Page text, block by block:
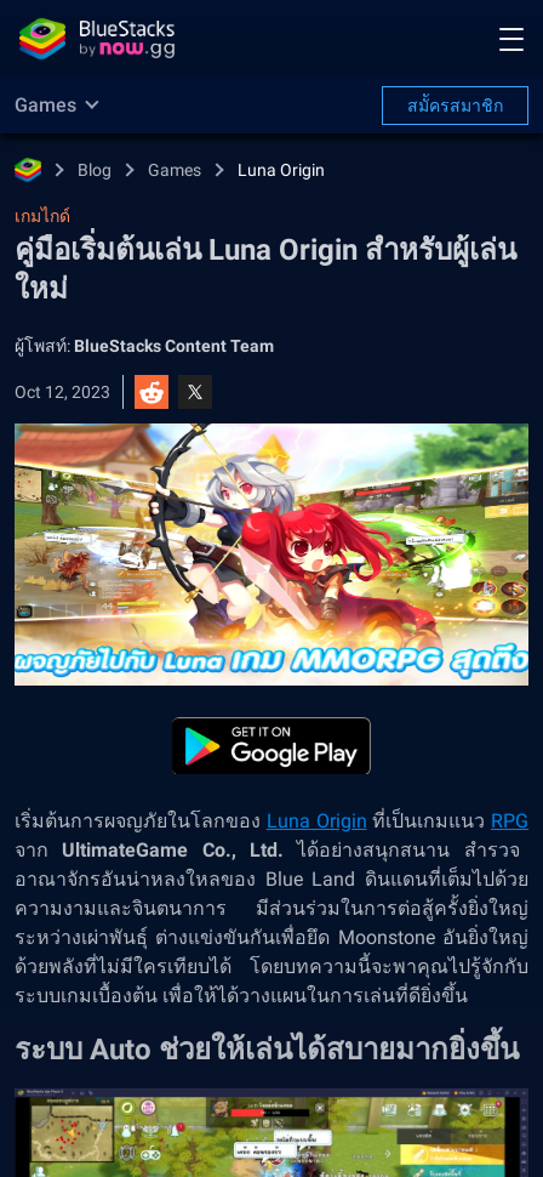
Games สมััครสมาชิก
Blog Games Luna Origin
เกมไกด์
คู่มือเริ่มต้นเล่น Luna Origin สำหรับผู้เล่น
ใหม่
ผู้โพสท์: BlueStacks Content Team
Oct 12, 2023
เริ่มต้นการผจญภัยในโลกของ Luna Origin ที่เป็นเกมแนว RPG
จาก UltimateGame Co., Ltd. ได้อย่างสนุกสนาน สำรวจ
อาณาจักรอันน่าหลงใหลของ Blue Land ดินแดนที่เต็มไปด้วย
ความงามและจินตนาการ มีส่วนร่วมในการต่อสู้ครั้งยิ่งใหญ่
ระหว่างเผ่าพันธุ์ ต่างแข่งขันกันเพื่อยึด Moonstone อันยิ่งใหญ่
ด้วยพลังที่ไม่มีใครเทียบได้ โดยบทความนี้จะพาคุณไปรู้จักกับ
ระบบเกมเบื้องต้น เพื่อให้ได้วางแผนในการเล่นที่ดียิ่งขึ้น
ระบบ Auto ช่วยให้เล่นได้สบายมากยิ่งขึ้น